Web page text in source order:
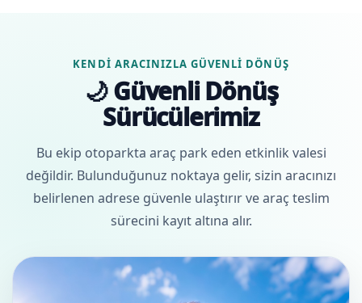
KENDI ARACINIZLA GÜVENLI DÖNÜŞ
🌙 Güvenli Dönüş
Sürücülerimiz
Bu ekip otoparkta araç park eden etkinlik valesi
değildir. Bulunduğunuz noktaya gelir, sizin aracınızı
belirlenen adrese güvenle ulaştırır ve araç teslim
sürecini kayıt altına alır.